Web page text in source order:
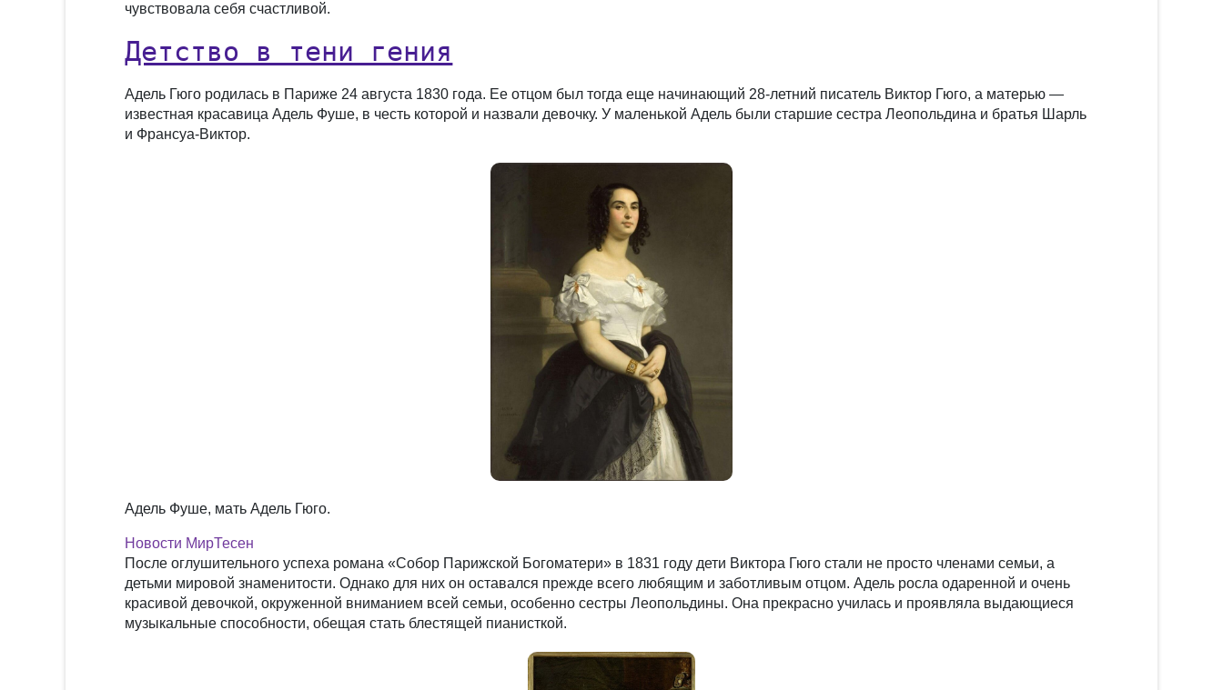
чувствовала себя счастливой.
Детство в тени гения
Адель Гюго родилась в Париже 24 августа 1830 года. Ее отцом был тогда еще начинающий 28-летний писатель Виктор Гюго, а матерью —
известная красавица Адель Фуше, в честь которой и назвали девочку. У маленькой Адель были старшие сестра Леопольдина и братья Шарль
и Франсуа-Виктор.
Адель Фуше, мать Адель Гюго.
Новости МирТесен
После оглушительного успеха романа «Собор Парижской Богоматери» в 1831 году дети Виктора Гюго стали не просто членами семьи, а
детьми мировой знаменитости. Однако для них он оставался прежде всего любящим и заботливым отцом. Адель росла одаренной и очень
красивой девочкой, окруженной вниманием всей семьи, особенно сестры Леопольдины. Она прекрасно училась и проявляла выдающиеся
музыкальные способности, обещая стать блестящей пианисткой.